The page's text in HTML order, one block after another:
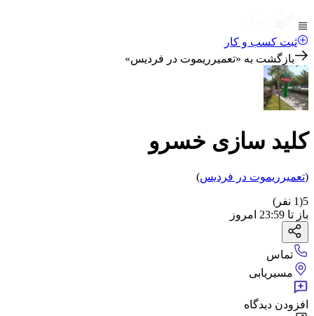
ثبت کسب و کار
بازگشت به «تعمیرریموت در فردیس»
کلید سازی خسرو
(تعمیرریموت در فردیس)
5
(
1 نفر)
باز تا 23:59 امروز
تماس
مسیریابی
افزودن دیدگاه